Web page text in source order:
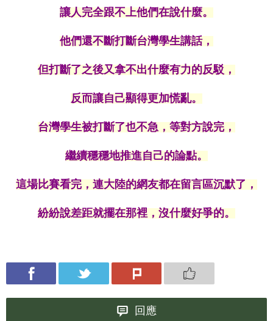
讓人完全跟不上他們在說什麼。
他們還不斷打斷​​台灣學生講話，
但打斷了之後又拿不出什麼有力的反駁，
反而讓自己顯得更加慌亂。
台灣學生被打斷了也不急，等對方說完，
繼續穩穩地推進自己的論點。
這場比賽看完，連大陸的網友都在留言區沉默了，
紛紛說差距就擺在那裡，沒什麼好爭的。
回應